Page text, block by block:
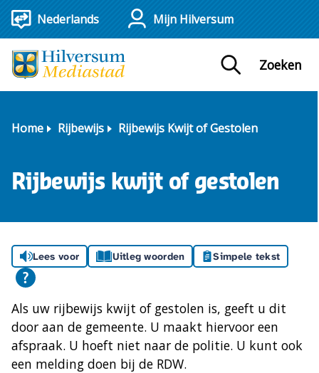
Mijn Hilversum
Zoeken
Home Rijbewijs Rijbewijs Kwijt of Gestolen
Rijbewijs kwijt of gestolen
Lees voor Uitleg woorden Simpele tekst
Als uw rijbewijs kwijt of gestolen is, geeft u dit
door aan de gemeente. U maakt hiervoor een
afspraak. U hoeft niet naar de politie. U kunt ook
een melding doen bij de RDW.